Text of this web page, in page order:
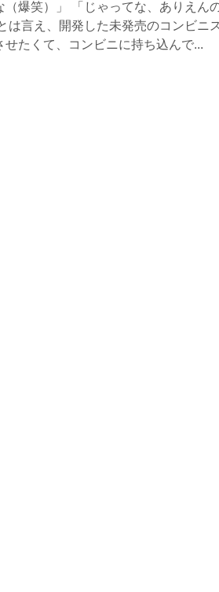
（爆笑）」 「じゃってな、ありえん
は言え、開発した未発売のコンビニ
せたくて、コンビニに持ち込んで...